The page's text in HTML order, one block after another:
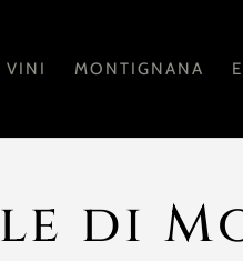
VINI MONTIGNANA
di